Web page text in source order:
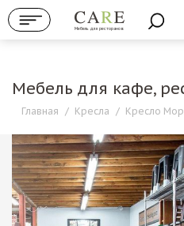
Мебель для ресторанов
Мебель для кафе,
Главная / Кресла / Кресло